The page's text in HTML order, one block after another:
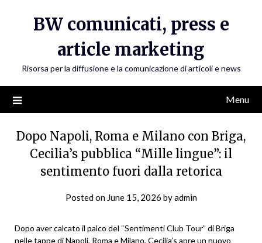
BW comunicati, press e
article marketing
Risorsa per la diffusione e la comunicazione di articoli e news
Menu
Dopo Napoli, Roma e Milano con Briga,
Cecilia’s pubblica “Mille lingue”: il
sentimento fuori dalla retorica
Posted on June 15, 2026 byadmin
Dopo aver calcato il palco del “Sentimenti Club Tour” di Briga
nelle tappe di Napoli, Roma e Milano, Cecilia’s apre un nuovo